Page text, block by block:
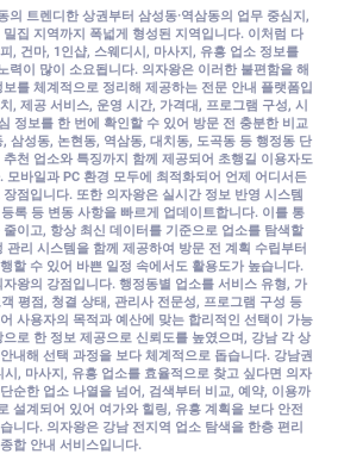
의 트렌디한 상권부터 삼성동·역삼동의 업무 중심지,
밀집 지역까지 폭넓게 형성된 지역입니다. 이처럼 다
, 건마, 1인샵, 스웨디시, 마사지, 유흥 업소 정보를
력이 많이 소요됩니다. 의자왕은 이러한 불편함을 해
를 체계적으로 정리해 제공하는 전문 안내 플랫폼입
, 제공 서비스, 운영 시간, 가격대, 프로그램 구성, 시
정보를 한 번에 확인할 수 있어 방문 전 충분한 비교
삼성동, 논현동, 역삼동, 대치동, 도곡동 등 행정동 단
천 업소와 특징까지 함께 제공되어 초행길 이용자도
모바일과 PC 환경 모두에 최적화되어 언제 어디서든
점입니다. 또한 의자왕은 실시간 정보 반영 시스템
록 등 변동 사항을 빠르게 업데이트합니다. 이를 통
이고, 항상 최신 데이터를 기준으로 업소를 탐색할
관리 시스템을 함께 제공하여 방문 전 계획 수립부터
할 수 있어 바쁜 일정 속에서도 활용도가 높습니다.
왕의 강점입니다. 행정동별 업소를 서비스 유형, 가
평점, 청결 상태, 관리사 전문성, 프로그램 구성 등
사용자의 목적과 예산에 맞는 합리적인 선택이 가능
로 한 정보 제공으로 신뢰도를 높였으며, 강남 각 상
내해 선택 과정을 보다 체계적으로 돕습니다. 강남권
, 마사지, 유흥 업소를 효율적으로 찾고 싶다면 의자
순한 업소 나열을 넘어, 검색부터 비교, 예약, 이용까
설계되어 있어 여가와 힐링, 유흥 계획을 보다 안전
니다. 의자왕은 강남 전지역 업소 탐색을 한층 편리
합 안내 서비스입니다.